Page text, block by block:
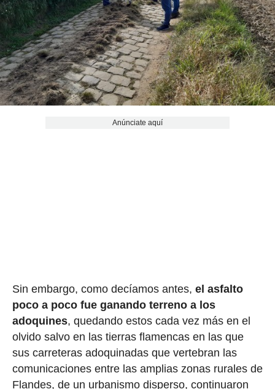
Anúnciate aquí
Sin embargo, como decíamos antes, el asfalto
poco a poco fue ganando terreno a los
adoquines, quedando estos cada vez más en el
olvido salvo en las tierras flamencas en las que
sus carreteras adoquinadas que vertebran las
comunicaciones entre las amplias zonas rurales de
Flandes, de un urbanismo disperso, continuaron